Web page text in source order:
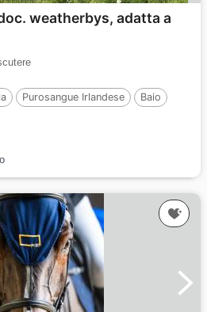
weatherbys, adatta a
Purosangue Irlandese
Baio